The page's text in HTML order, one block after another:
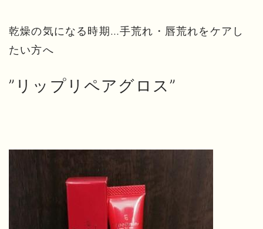
乾燥の気になる時期…手荒れ・唇荒れをケアし
たい方へ
”リップリペアグロス”